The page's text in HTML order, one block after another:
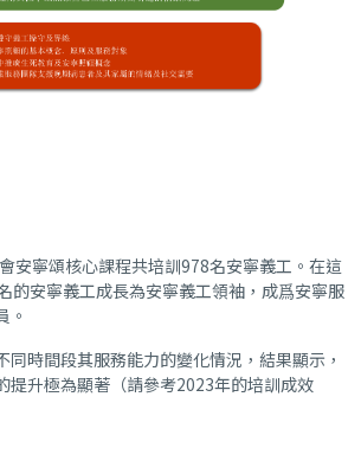
安寧頌核心課程共培訓978名安寧義工。在這
的安寧義工成長為安寧義工領袖，成爲安寧服
。
同時間段其服務能力的變化情況，結果顯示，
提升極為顯著（請參考2023年的培訓成效